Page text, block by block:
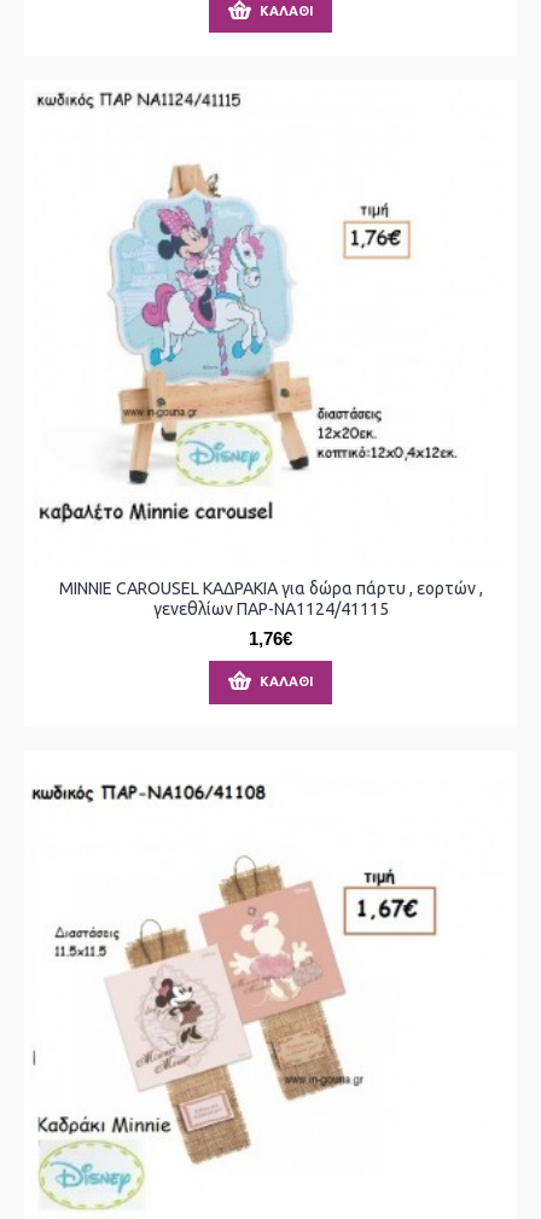
ΚΑΛΆΘΙ
MINNIE CAROUSEL ΚΑΔΡΑΚΙΑ για δώρα πάρτυ , εορτών ,
γενεθλίων ΠΑΡ-ΝΑ1124/41115
1,76€
ΚΑΛΆΘΙ